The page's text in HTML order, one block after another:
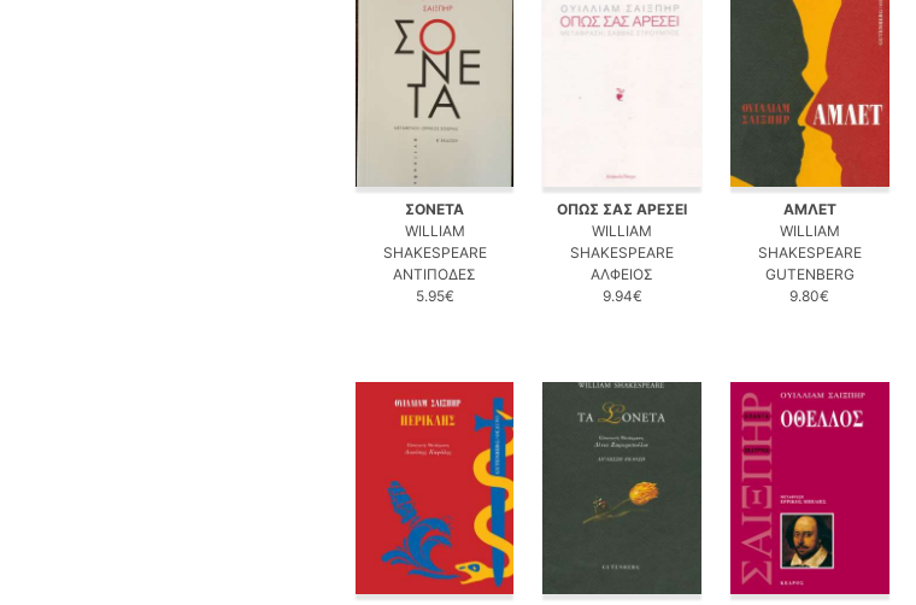
ΣΟΝΕΤΑ
WILLIAM
SHAKESPEARE
ΑΝΤΙΠΟΔΕΣ
5.95€
ΟΠΩΣ ΣΑΣ ΑΡΕΣΕΙ
WILLIAM
SHAKESPEARE
ΑΛΦΕΙΟΣ
9.94€
ΑΜΛΕΤ
WILLIAM
SHAKESPEARE
GUTENBERG
9.80€